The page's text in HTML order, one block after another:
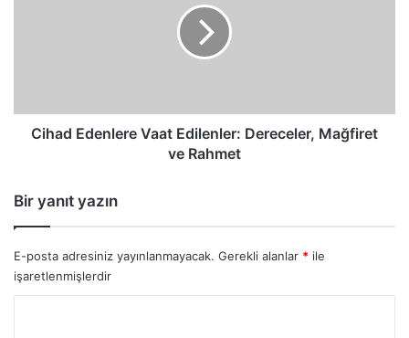
Cihad Edenlere Vaat Edilenler: Dereceler, Mağfiret
ve Rahmet
Bir yanıt yazın
E-posta adresiniz yayınlanmayacak. Gerekli alanlar * ile
işaretlenmişlerdir